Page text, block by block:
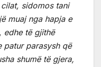
sidomos tani
muaj nga hapja e
edhe të gjithë
patur parasysh që
shumë të gjera,